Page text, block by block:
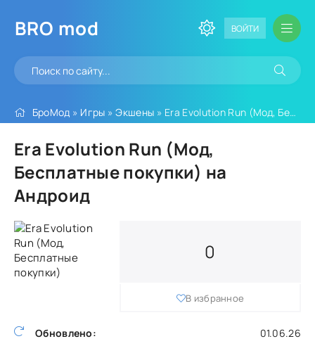
BRO mod ВОЙТИ
БроМод » Игры »Экшены » Era Evolution Run (Мод, Бесплатные покупки)
Era Evolution Run (Мод,
Бесплатные покупки) на
Андроид
Обновлено:
01.06.26
0
В избранное